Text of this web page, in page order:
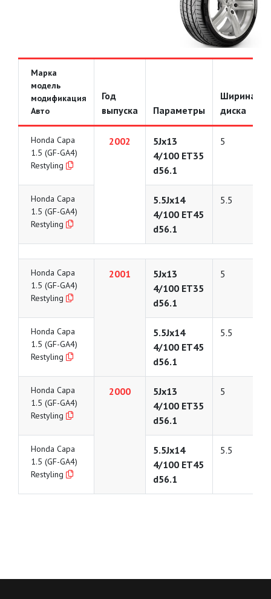
Марка
модель
модификация
Авто
Год
выпуска
Параметры
Ширина
диска
Honda Capa
1.5 (GF-GA4)
Restyling
2002
5Jx13
4/100 ET35
d56.1
5
Honda Capa
1.5 (GF-GA4)
Restyling
5.5Jx14
4/100 ET45
d56.1
5.5
Honda Capa
1.5 (GF-GA4)
Restyling
2001
5Jx13
4/100 ET35
d56.1
5
Honda Capa
1.5 (GF-GA4)
Restyling
5.5Jx14
4/100 ET45
d56.1
5.5
Honda Capa
1.5 (GF-GA4)
Restyling
2000
5Jx13
4/100 ET35
d56.1
5
Honda Capa
1.5 (GF-GA4)
Restyling
5.5Jx14
4/100 ET45
d56.1
5.5